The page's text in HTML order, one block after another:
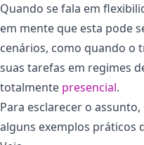
Quando se fala em
em mente que esta pode
cenários, como quando o
suas tarefas em regimes
totalmente presencial.
Para esclarecer o
alguns exemplos práticos